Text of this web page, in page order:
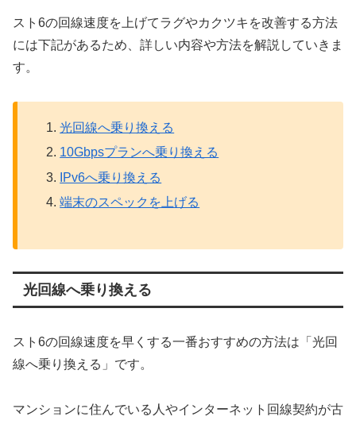
スト6の回線速度を上げてラグやカクツキを改善する方法
には下記があるため、詳しい内容や方法を解説していきま
す。
光回線へ乗り換える
10Gbpsプランへ乗り換える
IPv6へ乗り換える
端末のスペックを上げる
光回線へ乗り換える
スト6の回線速度を早くする一番おすすめの方法は「光回
線へ乗り換える」です。
マンションに住んでいる人やインターネット回線契約が古